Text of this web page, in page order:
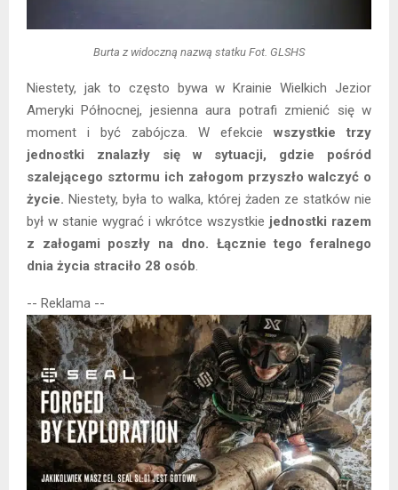
Burta z widoczną nazwą statku Fot. GLSHS
Niestety, jak to często bywa w Krainie Wielkich Jezior
Ameryki Północnej, jesienna aura potrafi zmienić się w
moment i być zabójcza. W efekcie wszystkie trzy
jednostki znalazły się w sytuacji, gdzie pośród
szalejącego sztormu ich załogom przyszło walczyć o
życie. Niestety, była to walka, której żaden ze statków nie
był w stanie wygrać i wkrótce wszystkie jednostki razem
z załogami poszły na dno. Łącznie tego feralnego
dnia życia straciło 28 osób.
-- Reklama --